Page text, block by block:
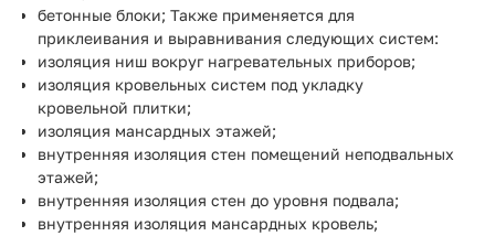
бетонные блоки; Также применяется для
приклеивания и выравнивания следующих систем:
изоляция ниш вокруг нагревательных приборов;
изоляция кровельных систем под укладку
кровельной плитки;
изоляция мансардных этажей;
внутренняя изоляция стен помещений неподвальных
этажей;
внутренняя изоляция стен до уровня подвала;
внутренняя изоляция мансардных кровель;